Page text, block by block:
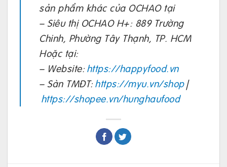
sản phẩm khác của OCHAO tại
– Siêu thị OCHAO H+: 889 Trường
Chinh, Phường Tây Thạnh, TP. HCM
Hoặc tại:
– Website:https://happyfood.vn
– Sàn TMĐT:https://myu.vn/shop|
https://shopee.vn/hunghaufood